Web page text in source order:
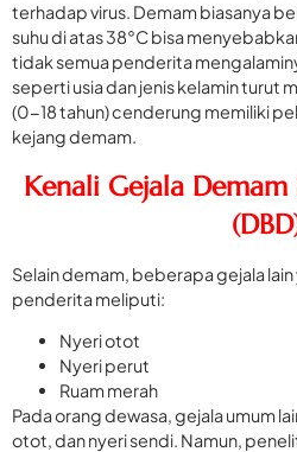
terhadap virus. Demam biasanya
suhu di atas 38°C bisa
tidak semua penderita
seperti usia dan jenis kelamin turut
(0-18 tahun) cenderung memiliki
kejang demam.
Kenali Gejala
Selain demam, beberapa gejala
penderita meliputi:
Nyeri otot
Nyeri perut
Ruam merah
Pada orang dewasa, gejala umum
otot, dan nyeri sendi. Namun,